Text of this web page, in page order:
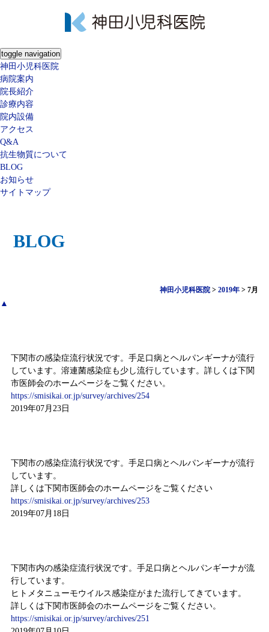
toggle navigation
神田小児科医院
病院案内
院長紹介
診療内容
院内設備
アクセス
Q&A
抗生物質について
BLOG
お知らせ
サイトマップ
BLOG
神田小児科医院 >2019年 >7月
▲
下関市の感染症流行状況です。手足口病とヘルパンギーナが流行
しています。溶連菌感染症も少し流行しています。詳しくは下関
市医師会のホームページをご覧ください。
https://smisikai.or.jp/survey/archives/254
2019年07月23日
下関市の感染症流行状況です。手足口病とヘルパンギーナが流行
しています。
詳しくは下関市医師会のホームページをご覧ください
https://smisikai.or.jp/survey/archives/253
2019年07月18日
下関市内の感染症流行状況です。手足口病とヘルパンギーナが流
行しています。
ヒトメタニューモウイルス感染症がまた流行してきています。
詳しくは下関市医師会のホームページをご覧ください。
https://smisikai.or.jp/survey/archives/251